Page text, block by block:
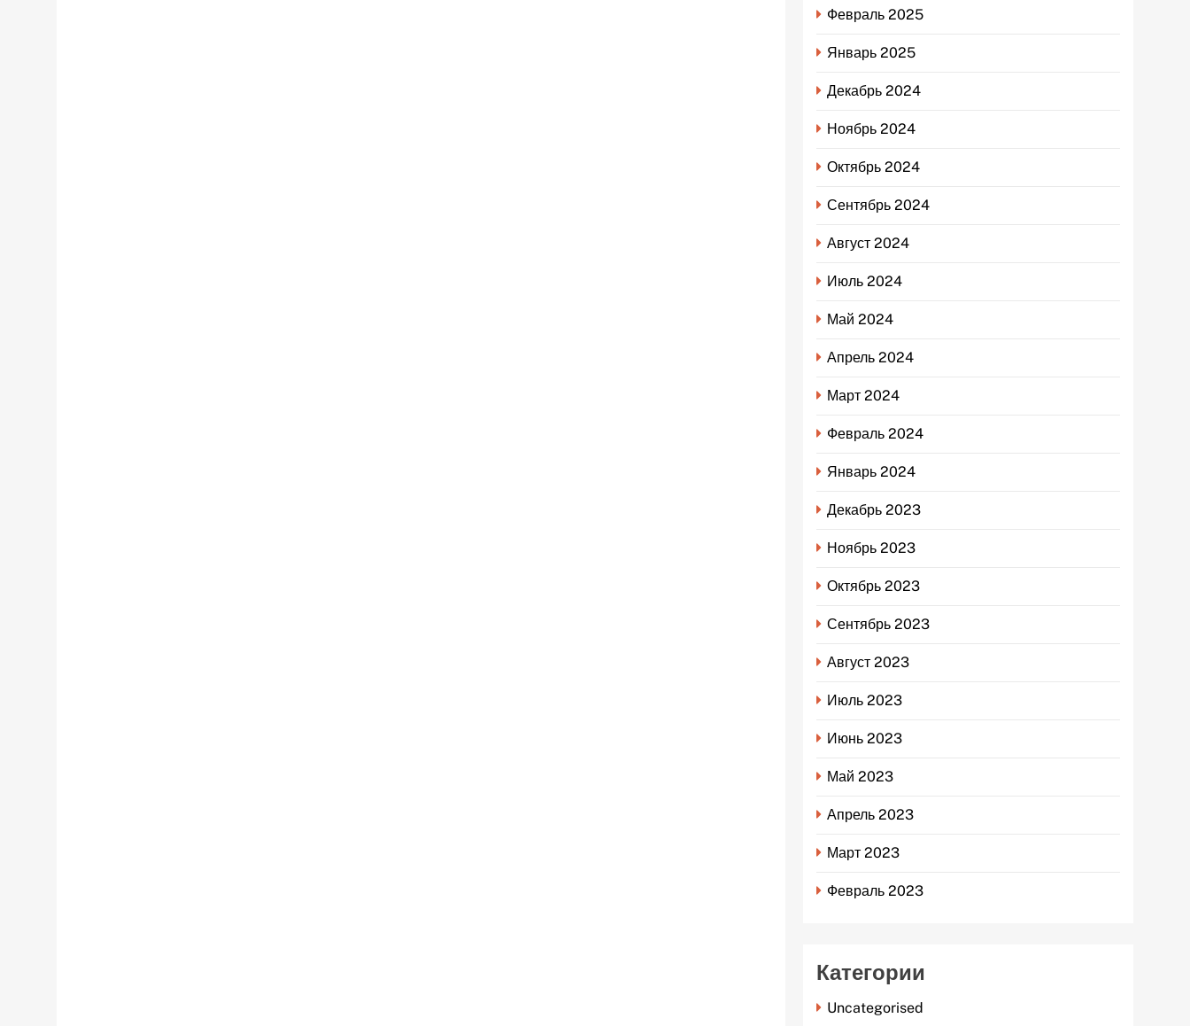
Февраль 2025
Январь 2025
Декабрь 2024
Ноябрь 2024
Октябрь 2024
Сентябрь 2024
Август 2024
Июль 2024
Май 2024
Апрель 2024
Март 2024
Февраль 2024
Январь 2024
Декабрь 2023
Ноябрь 2023
Октябрь 2023
Сентябрь 2023
Август 2023
Июль 2023
Июнь 2023
Май 2023
Апрель 2023
Март 2023
Февраль 2023
Категории
Uncategorised